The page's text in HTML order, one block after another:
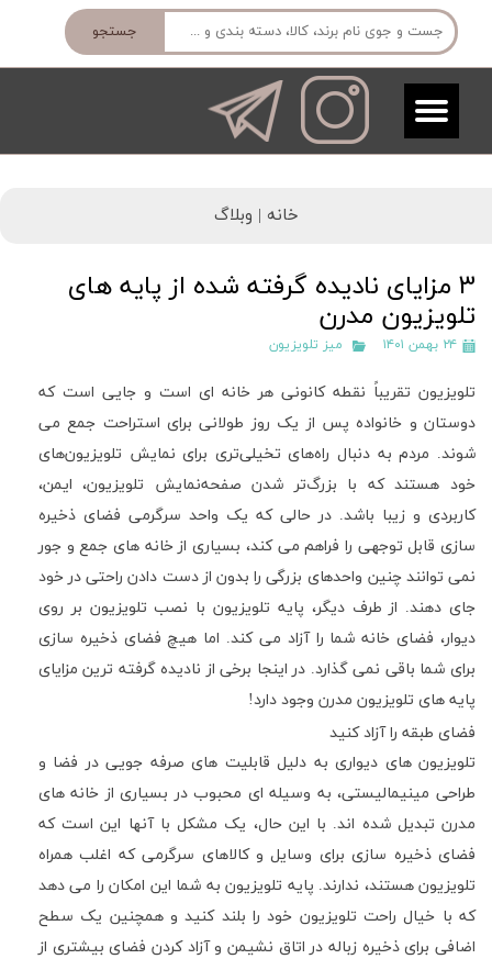
جستجو
خانه | وبلاگ
3 مزایای نادیده گرفته شده از پایه های
تلویزیون مدرن
۲۴ بهمن ۱۴۰۱ میز تلویزیون
تلویزیون تقریباً نقطه کانونی هر خانه ای است و جایی است که
دوستان و خانواده پس از یک روز طولانی برای استراحت جمع می
شوند. مردم به دنبال راه‌های تخیلی‌تری برای نمایش تلویزیون‌های
خود هستند که با بزرگ‌تر شدن صفحه‌نمایش تلویزیون، ایمن،
کاربردی و زیبا باشد. در حالی که یک واحد سرگرمی فضای ذخیره
سازی قابل توجهی را فراهم می کند، بسیاری از خانه های جمع و جور
نمی توانند چنین واحدهای بزرگی را بدون از دست دادن راحتی در خود
جای دهند. از طرف دیگر، پایه تلویزیون با نصب تلویزیون بر روی
دیوار، فضای خانه شما را آزاد می کند. اما هیچ فضای ذخیره سازی
برای شما باقی نمی گذارد. در اینجا برخی از نادیده گرفته ترین مزایای
پایه های تلویزیون مدرن وجود دارد!
فضای طبقه را آزاد کنید
تلویزیون های دیواری به دلیل قابلیت های صرفه جویی در فضا و
طراحی مینیمالیستی، به وسیله ای محبوب در بسیاری از خانه های
مدرن تبدیل شده اند. با این حال، یک مشکل با آنها این است که
فضای ذخیره سازی برای وسایل و کالاهای سرگرمی که اغلب همراه
تلویزیون هستند، ندارند. پایه تلویزیون به شما این امکان را می دهد
که با خیال راحت تلویزیون خود را بلند کنید و همچنین یک سطح
اضافی برای ذخیره زباله در اتاق نشیمن و آزاد کردن فضای بیشتری از